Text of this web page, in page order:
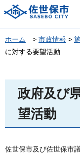
佐世保市
ホーム > 市政情報 >
に対する要望活動
政府及び
望活動
佐世保市及び佐世保市